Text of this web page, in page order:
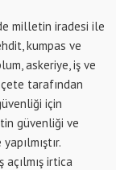
milletin iradesi ile
kumpas ve
askeriye, iş ve
tarafından
için
güvenliği ve
irtica